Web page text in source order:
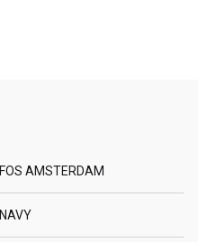
FOS AMSTERDAM
NAVY